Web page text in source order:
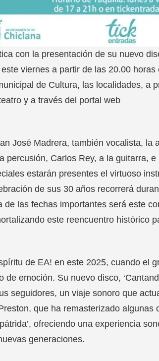
con la presentación de su nuevo
viernes a partir de las 20.00 horas
de Cultura, las localidades, a
y a través del portal web
José Madrera, también vocalista, la
percusión, Carlos Rey, a la guitarra, e
estarán presentes el virtuoso
de sus 30 años recorrerá
las fechas importantes será este
este reencuentro histórico
de EA! en este 2025, cuando el
emoción. Su nuevo disco,
seguidores, un viaje sonoro que
que ha remasterizado algunas
ofreciendo una experiencia
generaciones.